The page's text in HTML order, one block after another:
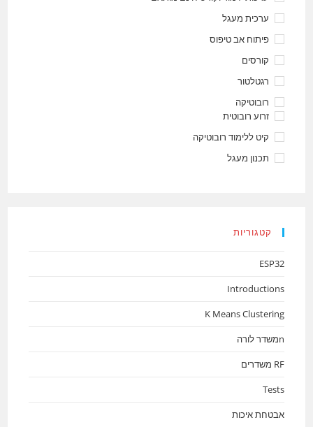
ערכית מעגל
פיתוח אב טיפוס
קורסים
רגטלטור
רובוטיקה
זרוע רובוטית
קיט ללימוד רובוטיקה
תכנון מעגל
קטגוריות
ESP32
Introductions
K Means Clustering
nמשדר לורה
RF משדרים
Tests
אבטחת איכות